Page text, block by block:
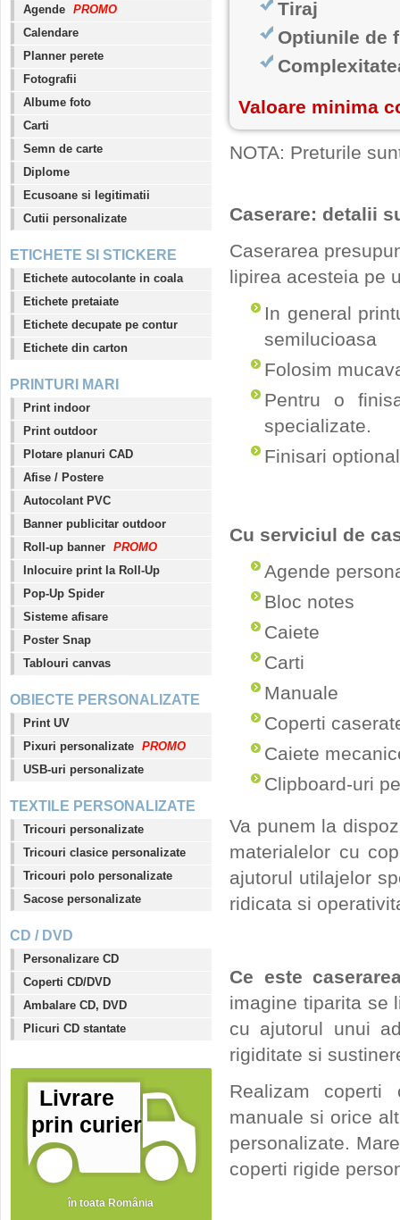
Agende PROMO
Calendare
Planner perete
Fotografii
Albume foto
Carti
Semn de carte
Diplome
Ecusoane si legitimatii
Cutii personalizate
ETICHETE SI STICKERE
Etichete autocolante in coala
Etichete pretaiate
Etichete decupate pe contur
Etichete din carton
PRINTURI MARI
Print indoor
Print outdoor
Plotare planuri CAD
Afise / Postere
Autocolant PVC
Banner publicitar outdoor
Roll-up banner PROMO
Inlocuire print la Roll-Up
Pop-Up Spider
Sisteme afisare
Poster Snap
Tablouri canvas
OBIECTE PERSONALIZATE
Print UV
Pixuri personalizate PROMO
USB-uri personalizate
TEXTILE PERSONALIZATE
Tricouri personalizate
Tricouri clasice personalizate
Tricouri polo personalizate
Sacose personalizate
CD / DVD
Personalizare CD
Coperti CD/DVD
Ambalare CD, DVD
Plicuri CD stantate
Livrare
prin curier
în toata România
Tiraj
Optiunile de
Valoare minima
NOTA: Preturile
Caserare: detalii
Caserarea
lipirea acesteia pe
In general
semilucioasa
Folosim
Pentru o
specializate.
Finisari
Cu serviciul de
Agende
Bloc notes
Caiete
Carti
Manuale
Coperti
Caiete
Clipboard-uri
Va punem la
materialelor cu
ajutorul utilajelor
ridicata si
Ce este
imagine tiparita se
cu ajutorul unui
rigiditate si
Realizam
manuale si orice
personalizate.
coperti rigide